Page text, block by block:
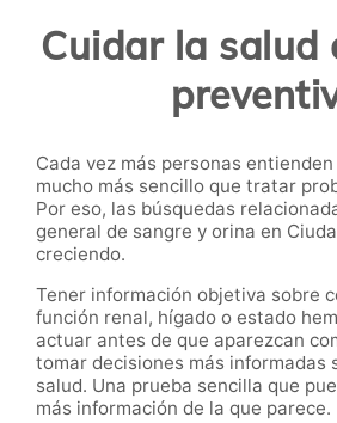
Cuidar la salud
Cada vez más personas
mucho más sencillo que tratar
Por eso, las búsquedas
general de sangre y orina en
creciendo.
Tener información objetiva sobre
función renal, hígado o estado
actuar antes de que aparezcan
tomar decisiones más informadas
salud. Una prueba sencilla que
más información de la que parece.